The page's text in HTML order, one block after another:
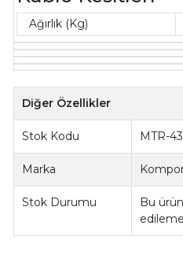
Ağırlık (Kg)
Diğer Özellikler
Stok Kodu MTR-
Marka
Stok Durumu
Bu